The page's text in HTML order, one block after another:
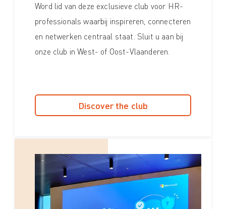
Word lid van deze exclusieve club voor HR-
professionals waarbij inspireren, connecteren
en netwerken centraal staat. Sluit u aan bij
onze club in West- of Oost-Vlaanderen.
Discover the club